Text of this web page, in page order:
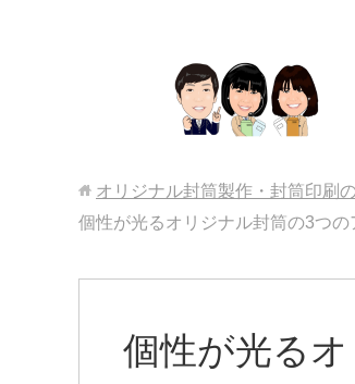
オリジナル封筒製作・封筒印刷
個性が光るオリジナル封筒の3つ
個性が光る